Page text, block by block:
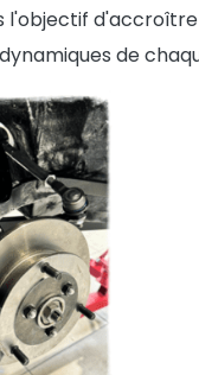
l'objectif
de